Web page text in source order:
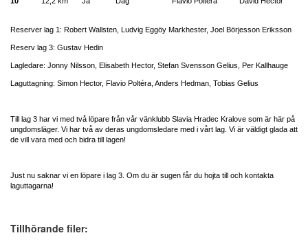
Reserver lag 1: Robert Wallsten, Ludvig Eggöy Markhester, Joel Börjesson Eriksson
Reserv lag 3: Gustav Hedin
Lagledare: Jonny Nilsson, Elisabeth Hector, Stefan Svensson Gelius, Per Kallhauge
Laguttagning: Simon Hector, Flavio Poltéra, Anders Hedman, Tobias Gelius
Till lag 3 har vi med två löpare från vår vänklubb Slavia Hradec Kralove som är här på
ungdomsläger. Vi har två av deras ungdomsledare med i vårt lag. Vi är väldigt glada att
de vill vara med och bidra till lagen!
Just nu saknar vi en löpare i lag 3. Om du är sugen får du hojta till och kontakta
laguttagarna!
Tillhörande filer: